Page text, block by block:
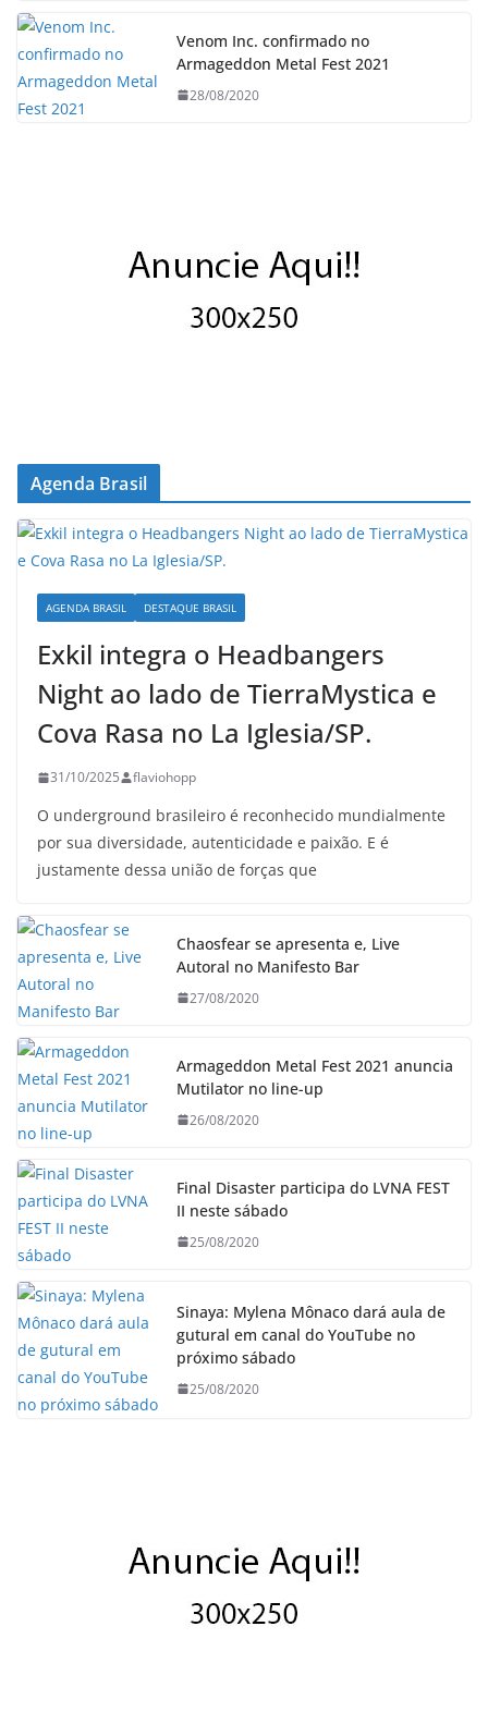
Venom Inc. confirmado no
Armageddon Metal Fest 2021
28/08/2020
Agenda Brasil
AGENDA BRASIL DESTAQUE BRASIL
Exkil integra o Headbangers
Night ao lado de TierraMystica e
Cova Rasa no La Iglesia/SP.
31/10/2025 flaviohopp
O underground brasileiro é reconhecido mundialmente
por sua diversidade, autenticidade e paixão. E é
justamente dessa união de forças que
Chaosfear se apresenta e, Live
Autoral no Manifesto Bar
27/08/2020
Armageddon Metal Fest 2021 anuncia
Mutilator no line-up
26/08/2020
Final Disaster participa do LVNA FEST
II neste sábado
25/08/2020
Sinaya: Mylena Mônaco dará aula de
gutural em canal do YouTube no
próximo sábado
25/08/2020